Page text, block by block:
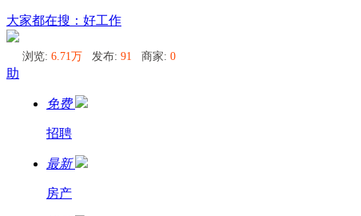
大家都在搜：好工作
浏览: 6.71万 发布: 91 商家: 0
助
免费
招聘
最新
房产